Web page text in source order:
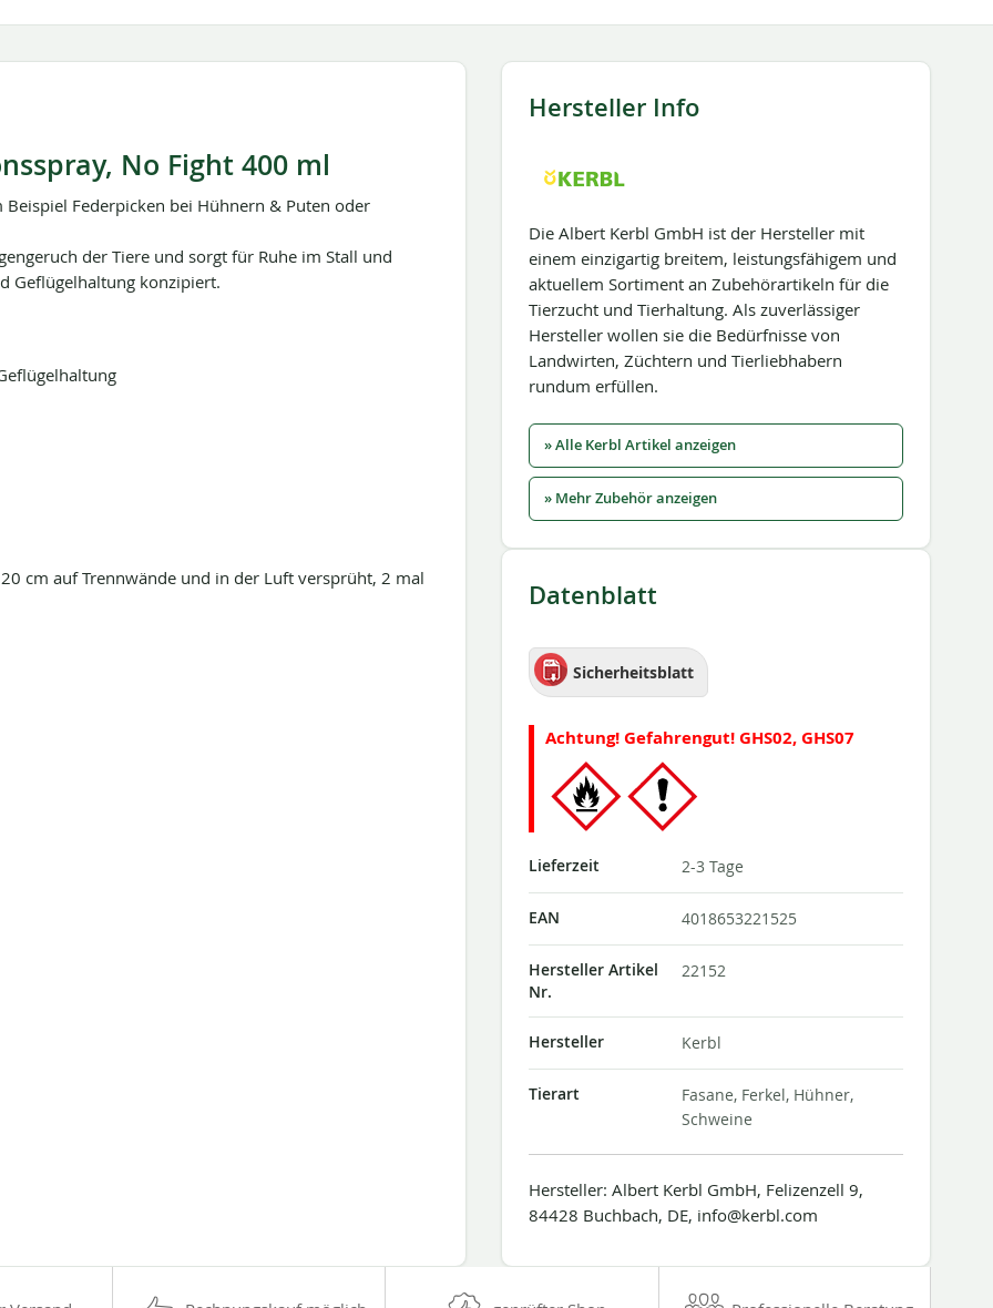
No Fight 400 ml
Federpicken bei Hühnern & Puten oder
der Tiere und sorgt für Ruhe im Stall und
Geflügelhaltung konzipiert.
cm auf Trennwände und in der Luft versprüht, 2 mal
Hersteller Info
Die Albert Kerbl GmbH ist der Hersteller mit
einem einzigartig breitem, leistungsfähigem und
aktuellem Sortiment an Zubehörartikeln für die
Tierzucht und Tierhaltung. Als zuverlässiger
Hersteller wollen sie die Bedürfnisse von
Landwirten, Züchtern und Tierliebhabern
rundum erfüllen.
» Alle Kerbl Artikel anzeigen
» Mehr Zubehör anzeigen
Datenblatt
Sicherheitsblatt
Achtung! Gefahrengut! GHS02, GHS07
Lieferzeit 2-3 Tage
EAN 4018653221525
Hersteller Artikel
Nr.
22152
Hersteller Kerbl
Tierart
Fasane, Ferkel, Hühner,
Schweine
Hersteller: Albert Kerbl GmbH, Felizenzell 9,
84428 Buchbach, DE, info@kerbl.com